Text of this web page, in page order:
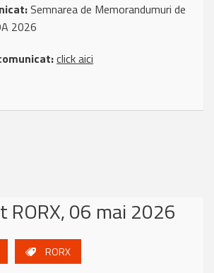
Semnarea de Memorandumuri de
2026
click aici
RORX, 06 mai 2026
RORX